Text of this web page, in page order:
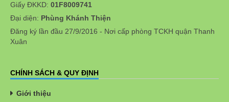
Giấy ĐKKD: 01F8009741
Đại diện: Phùng Khánh Thiện
Đăng ký lần đầu 27/9/2016 - Nơi cấp phòng TCKH quận Thanh
Xuân
CHÍNH SÁCH & QUY ĐỊNH
Giới thiệu